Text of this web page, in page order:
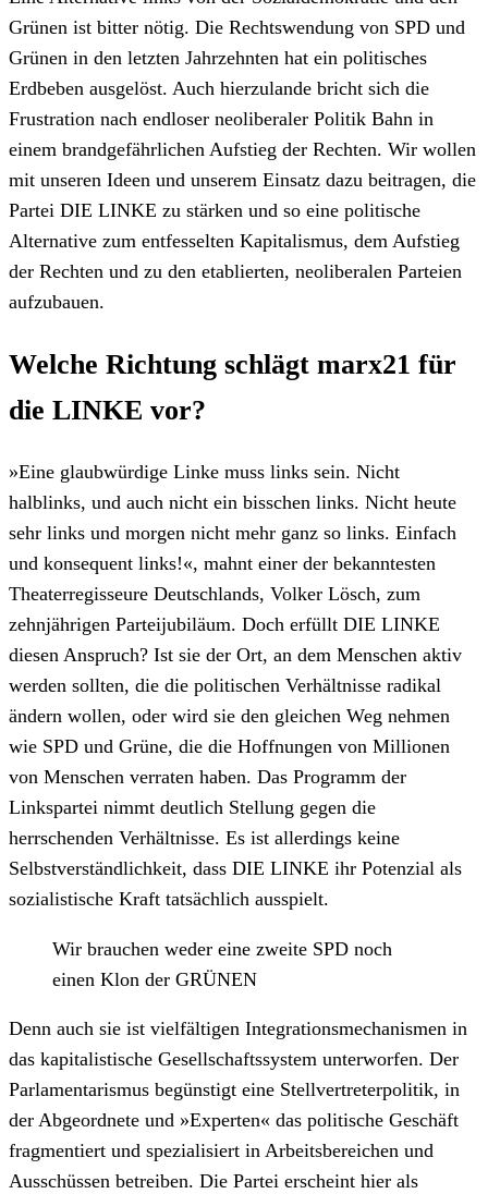
Grünen ist bitter nötig. Die Rechtswendung von SPD und
Grünen in den letzten Jahrzehnten hat ein politisches
Erdbeben ausgelöst. Auch hierzulande bricht sich die
Frustration nach endloser neoliberaler Politik Bahn in
einem brandgefährlichen Aufstieg der Rechten. Wir wollen
mit unseren Ideen und unserem Einsatz dazu beitragen, die
Partei DIE LINKE zu stärken und so eine politische
Alternative zum entfesselten Kapitalismus, dem Aufstieg
der Rechten und zu den etablierten, neoliberalen Parteien
aufzubauen.
Welche Richtung schlägt marx21 für
die LINKE vor?
»Eine glaubwürdige Linke muss links sein. Nicht
halblinks, und auch nicht ein bisschen links. Nicht heute
sehr links und morgen nicht mehr ganz so links. Einfach
und konsequent links!«, mahnt einer der bekanntesten
Theaterregisseure Deutschlands, Volker Lösch, zum
zehnjährigen Parteijubiläum. Doch erfüllt DIE LINKE
diesen Anspruch? Ist sie der Ort, an dem Menschen aktiv
werden sollten, die die politischen Verhältnisse radikal
ändern wollen, oder wird sie den gleichen Weg nehmen
wie SPD und Grüne, die die Hoffnungen von Millionen
von Menschen verraten haben. Das Programm der
Linkspartei nimmt deutlich Stellung gegen die
herrschenden Verhältnisse. Es ist allerdings keine
Selbstverständlichkeit, dass DIE LINKE ihr Potenzial als
sozialistische Kraft tatsächlich ausspielt.
Wir brauchen weder eine zweite SPD noch
einen Klon der GRÜNEN
Denn auch sie ist vielfältigen Integrationsmechanismen in
das kapitalistische Gesellschaftssystem unterworfen. Der
Parlamentarismus begünstigt eine Stellvertreterpolitik, in
der Abgeordnete und »Experten« das politische Geschäft
fragmentiert und spezialisiert in Arbeitsbereichen und
Ausschüssen betreiben. Die Partei erscheint hier als